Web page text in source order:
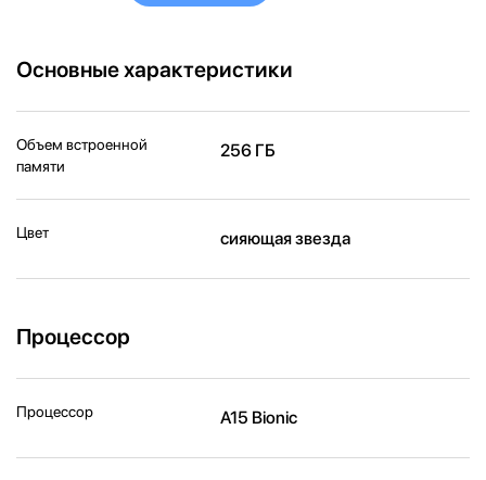
Основные характеристики
Объем встроенной
памяти
256 ГБ
Цвет сияющая звезда
Процессор
Процессор A15 Bionic